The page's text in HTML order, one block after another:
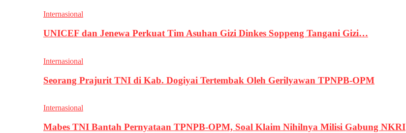
Internasional
UNICEF dan Jenewa Perkuat Tim Asuhan Gizi Dinkes Soppeng Tangani Gizi…
Internasional
Seorang Prajurit TNI di Kab. Dogiyai Tertembak Oleh Gerilyawan TPNPB-OPM
Internasional
Mabes TNI Bantah Pernyataan TPNPB-OPM, Soal Klaim Nihilnya Milisi Gabung NKRI